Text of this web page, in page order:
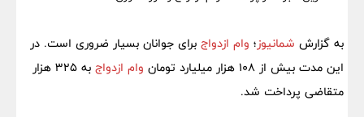
به گزارش شمانیوز؛ وام ازدواج برای جوانان بسیار ضروری است. در
این مدت بیش از ۱۰۸ هزار میلیارد تومان
وام ازدواج
به ۳۲۵ هزار
متقاضی پرداخت شد.